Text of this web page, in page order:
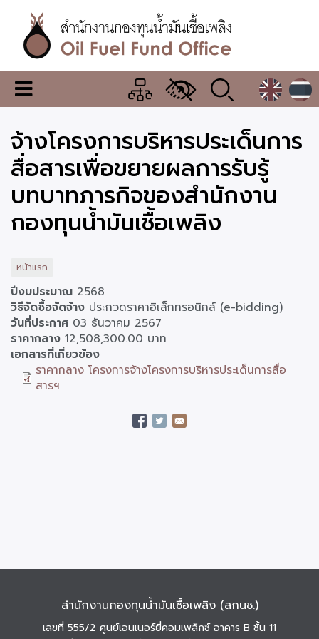
เนื้อหา
หลักสำนักงาน
กองทุน
น้ำมัน
เชื้อ
เพลิง
เมนู
เปลี่ยน
แสดง
ผล
จ้างโครงการบริหารประเด็นการ
สื่อสารเพื่อขยายผลการรับรู้
บทบาทภารกิจของสำนักงาน
กองทุนน้ำมันเชื้อเพลิง
หน้าแรก
ปีงบประมาณ 2568
วิธีจัดซื้อจัดจ้าง ประกวดราคาอิเล็กทรอนิกส์ (e-bidding)
วันที่ประกาศ 03 ธันวาคม 2567
ราคากลาง 12,508,300.00 บาท
เอกสารที่เกี่ยวข้อง
ราคากลาง โครงการจ้างโครงการบริหารประเด็นการสื่อ
สารฯ
สำนักงานกองทุนน้ำมันเชื้อเพลิง (สกนช.)
เลขที่ 555/2 ศูนย์เอนเนอร์ยี่คอมเพล็กซ์ อาคาร B ชั้น 11